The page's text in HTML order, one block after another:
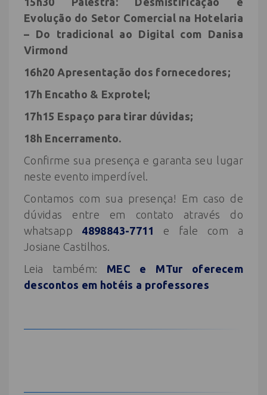
Evolução do Setor Comercial na Hotelaria
– Do tradicional ao Digital com Danisa
Virmond
16h20 Apresentação dos fornecedores;
17h Encatho & Exprotel;
17h15 Espaço para tirar dúvidas;
18h Encerramento.
Confirme sua presença e garanta seu lugar
neste evento imperdível.
Contamos com sua presença! Em caso de
dúvidas entre em contato através do
whatsapp 4898843-7711
e fale com a
Josiane Castilhos.
Leia também: MEC e MTur oferecem
descontos em hotéis a professores